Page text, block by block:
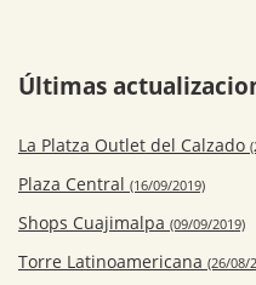
Últimas
La Platza Outlet del Calzado
Plaza Central (16/09/2019)
Shops Cuajimalpa (09/09/2019)
Torre Latinoamericana (26/08/